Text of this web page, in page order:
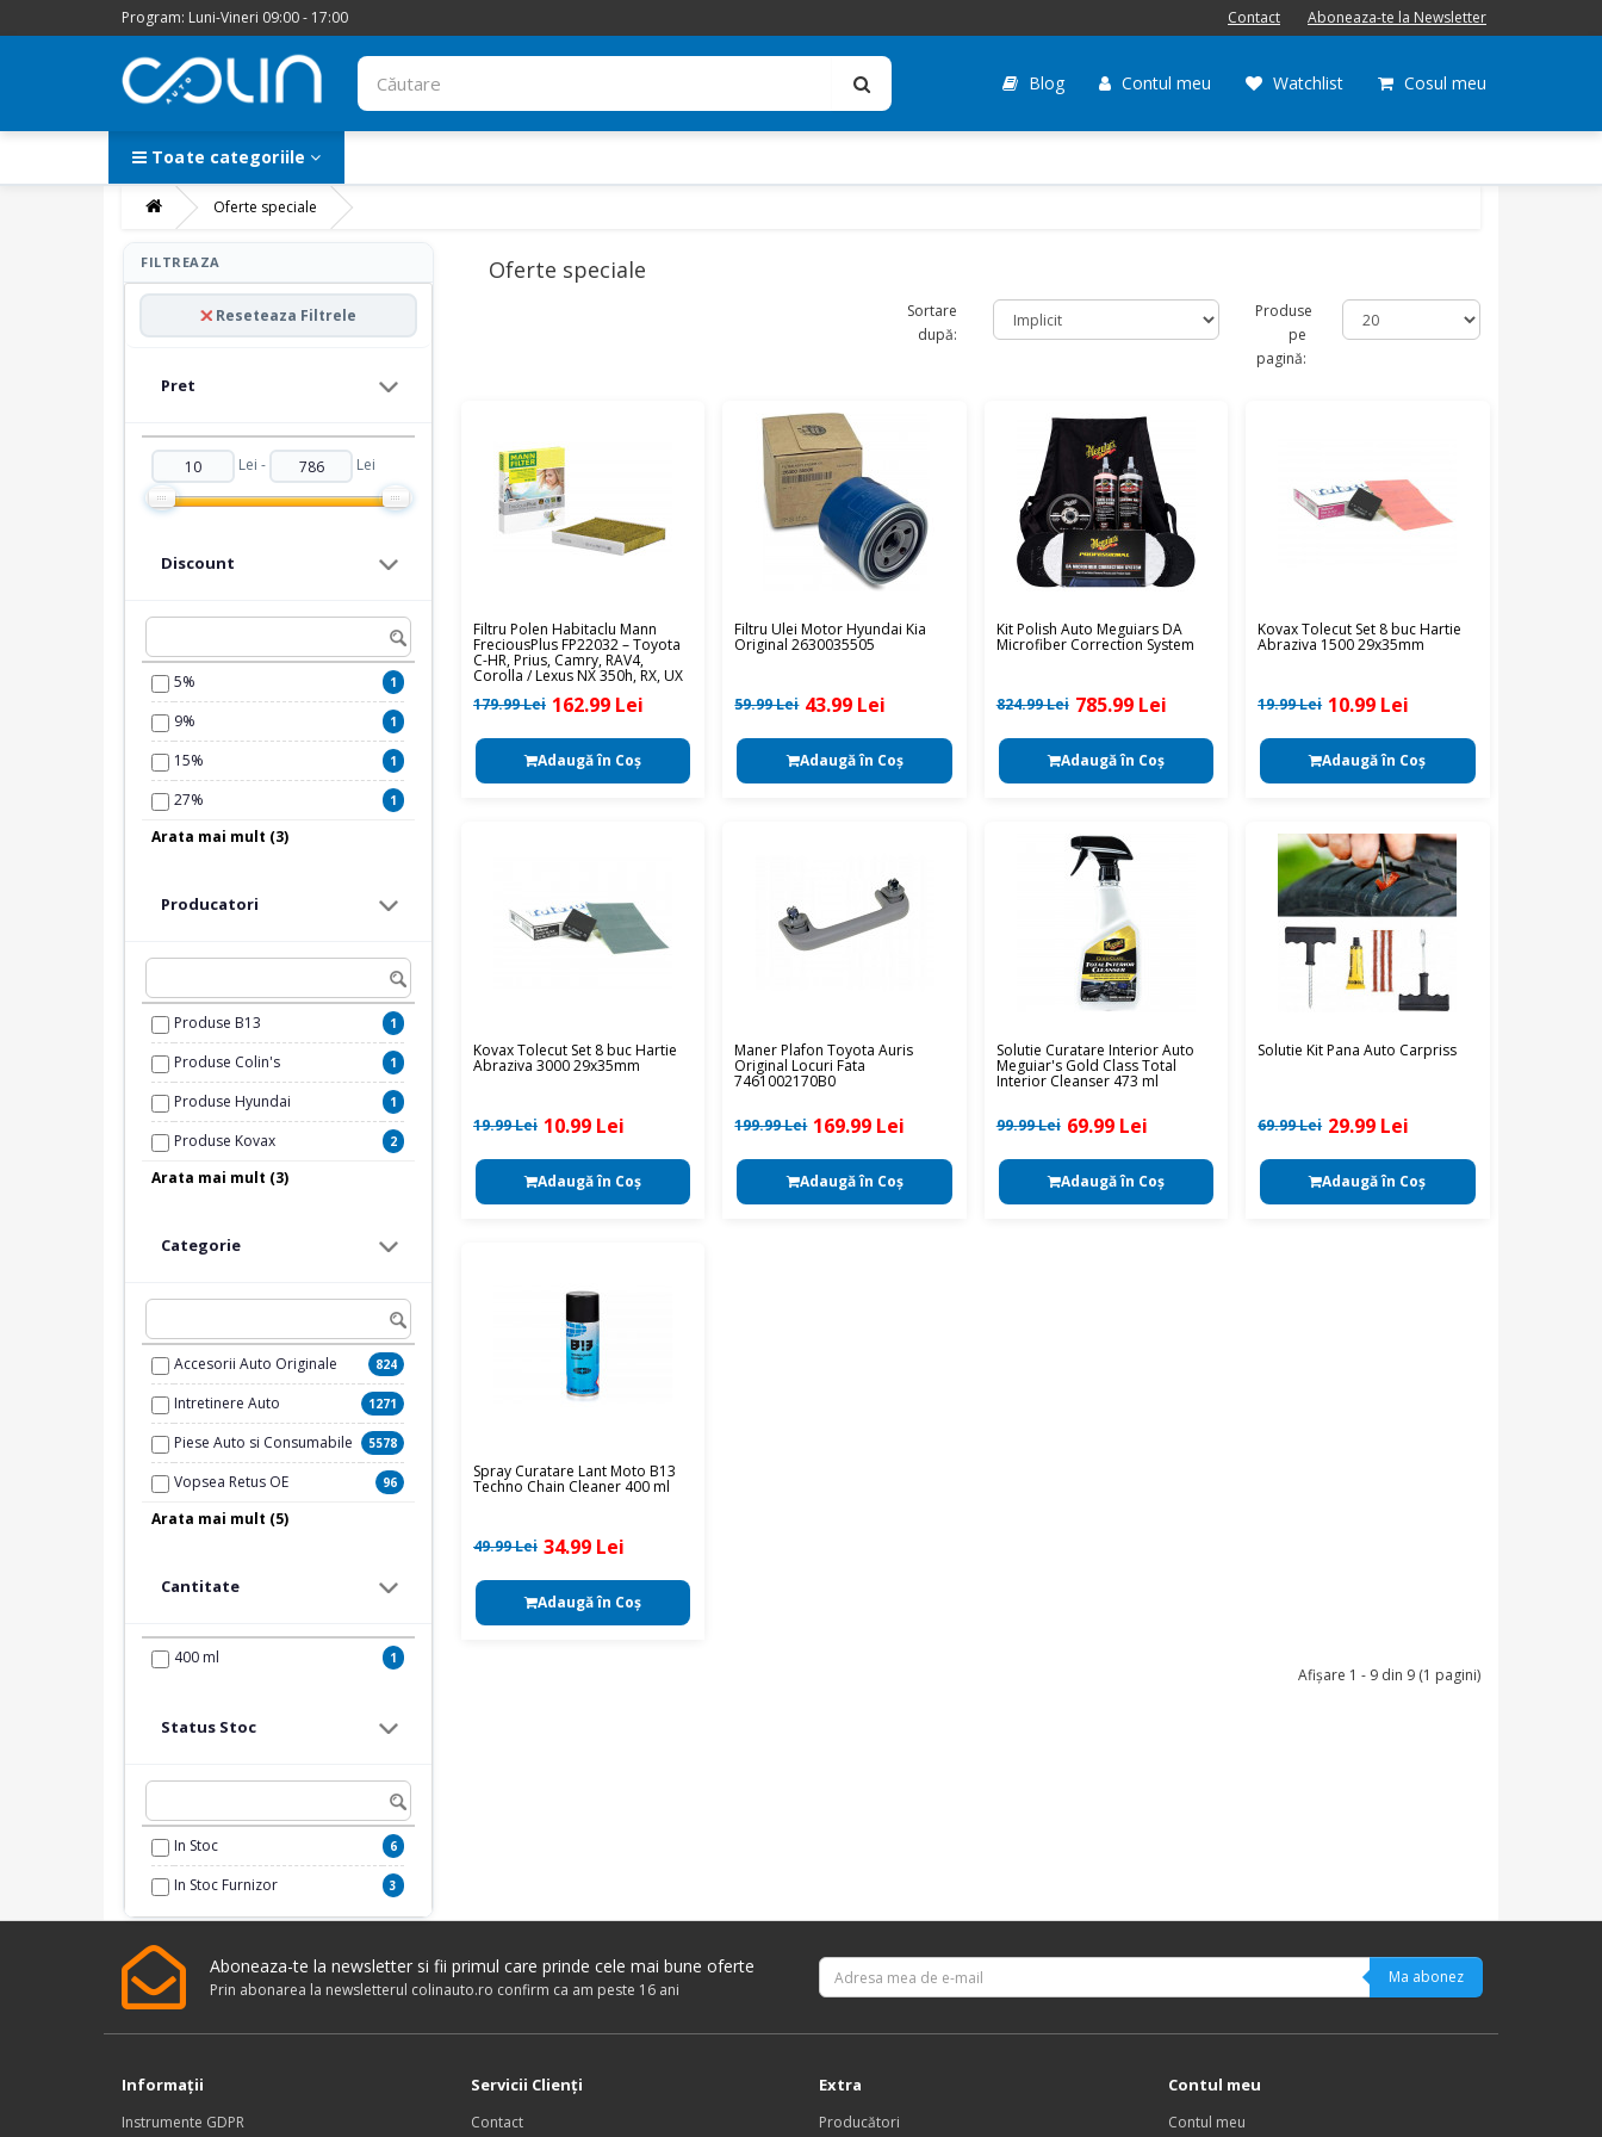
Program: Luni-Vineri 09:00 - 17:00 Contact Aboneaza-te la Newsletter
Blog Contul meu Watchlist Cosul meu
Toate categoriile
Oferte speciale
FILTREAZA
Reseteaza Filtrele
Pret
Lei - Lei
Discount
5% 1
9% 1
15% 1
27% 1
30%
Arata mai mult (3)
Producatori
Produse B13 1
Produse Colin's 1
Produse Hyundai 1
Produse Kovax 2
Produse Mann
Produse Toyota
Arata mai mult (3)
Categorie
Accesorii Auto Originale 824
Intretinere Auto 1271
Piese Auto si Consumabile 5578
Vopsea Retus OE 96
Odorizante
Aditivi 136
Arata mai mult (5)
Cantitate
400 ml 1
Status Stoc
In Stoc 6
In Stoc Furnizor 3
Oferte speciale
Sortare
după:
Produse
pe
pagină:
Filtru Polen Habitaclu Mann
FreciousPlus FP22032 – Toyota
C-HR, Prius, Camry, RAV4,
Corolla / Lexus NX 350h, RX, UX
162.99 Lei
179.99 Lei
Adaugă în Coş
Filtru Ulei Motor Hyundai Kia
Original 2630035505
43.99 Lei
59.99 Lei
Adaugă în Coş
Kit Polish Auto Meguiars DA
Microfiber Correction System
785.99 Lei
824.99 Lei
Adaugă în Coş
Kovax Tolecut Set 8 buc Hartie
Abraziva 1500 29x35mm
10.99 Lei
19.99 Lei
Adaugă în Coş
Kovax Tolecut Set 8 buc Hartie
Abraziva 3000 29x35mm
10.99 Lei
19.99 Lei
Adaugă în Coş
Maner Plafon Toyota Auris
Original Locuri Fata
7461002170B0
169.99 Lei
199.99 Lei
Adaugă în Coş
Solutie Curatare Interior Auto
Meguiar's Gold Class Total
Interior Cleanser 473 ml
69.99 Lei
99.99 Lei
Adaugă în Coş
Solutie Kit Pana Auto Carpriss
29.99 Lei
69.99 Lei
Adaugă în Coş
Spray Curatare Lant Moto B13
Techno Chain Cleaner 400 ml
34.99 Lei
49.99 Lei
Adaugă în Coş
Afişare 1 - 9 din 9 (1 pagini)
Aboneaza-te la newsletter si fii primul care prinde cele mai bune oferte
Prin abonarea la newsletterul colinauto.ro confirm ca am peste 16 ani
Ma abonez
Informaţii
Instrumente GDPR
Servicii Clienţi
Contact
Extra
Producători
Contul meu
Contul meu